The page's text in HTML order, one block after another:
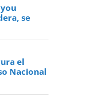
se
el
Nacional